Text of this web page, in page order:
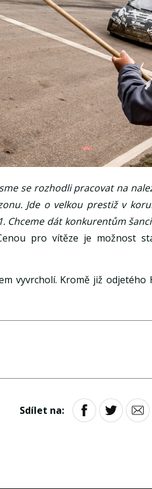
se rozhodli pracovat na
Jde o velkou prestiž v
Chceme dát konkurentům
pro vítěze je možnost
vyvrcholí. Kromě již
Sdílet na: